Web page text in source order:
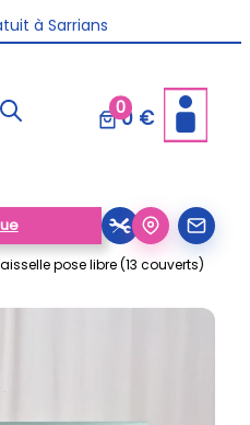
à Sarrians
00 €
pose libre (13 couverts)